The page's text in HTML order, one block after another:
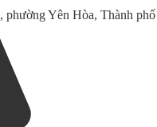
phường Yên Hòa, Thành